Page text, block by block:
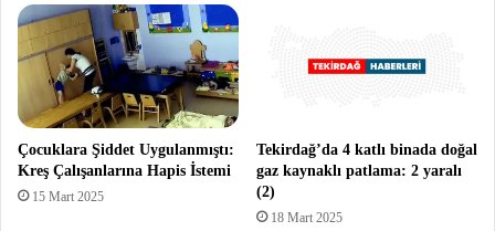
Çocuklara Şiddet Uygulanmıştı:
Kreş Çalışanlarına Hapis İstemi
15 Mart 2025
Tekirdağ’da 4 katlı binada doğal
gaz kaynaklı patlama: 2 yaralı
(2)
18 Mart 2025